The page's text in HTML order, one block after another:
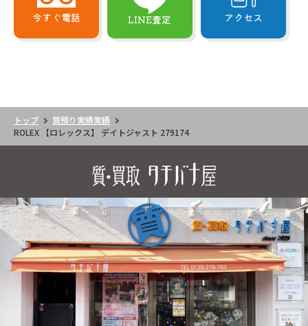
今すぐ電話 LINE査定 アクセス
トップ
質預り実績実績
ROLEX 【ロレックス】 デイトジャスト 279174